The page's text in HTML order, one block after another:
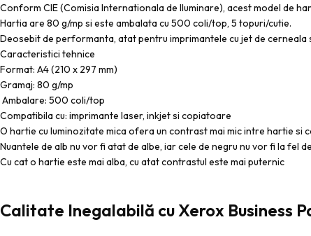
Conform CIE (Comisia Internationala de Iluminare), acest model de
Hartia are 80 g/mp si este ambalata cu 500 coli/top, 5 topuri/cutie.
Deosebit de performanta, atat pentru imprimantele cu jet de cerneala
Caracteristici tehnice
Format: A4 (210 x 297 mm)
Gramaj: 80 g/mp
Ambalare: 500 coli/top
Compatibila cu: imprimante laser, inkjet si copiatoare
O hartie cu luminozitate mica ofera un contrast mai mic intre hartie si
Nuantele de alb nu vor fi atat de albe, iar cele de negru nu vor fi la fel
Cu cat o hartie este mai alba, cu atat contrastul este mai puternic
Calitate Inegalabilă cu Xerox Business